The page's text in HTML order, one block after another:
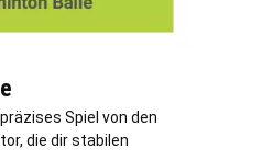
Spiel von den
die dir stabilen